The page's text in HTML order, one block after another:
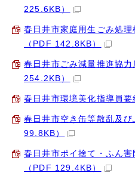
225.6KB）
春日井市家庭用生ごみ処
（PDF 142.8KB）
春日井市ごみ減量推進協
254.2KB）
春日井市環境美化指導員
春日井市空き缶等散乱及
99.8KB）
春日井市ポイ捨て・ふん
（PDF 129.4KB）